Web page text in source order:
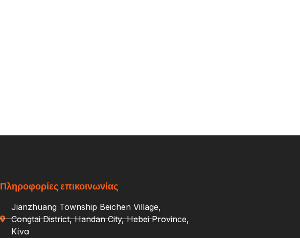
Πληροφορίες επικοινωνίας
Jianzhuang Township Beichen Village,
Congtai District, Handan City, Hebei Province,
Κίνα